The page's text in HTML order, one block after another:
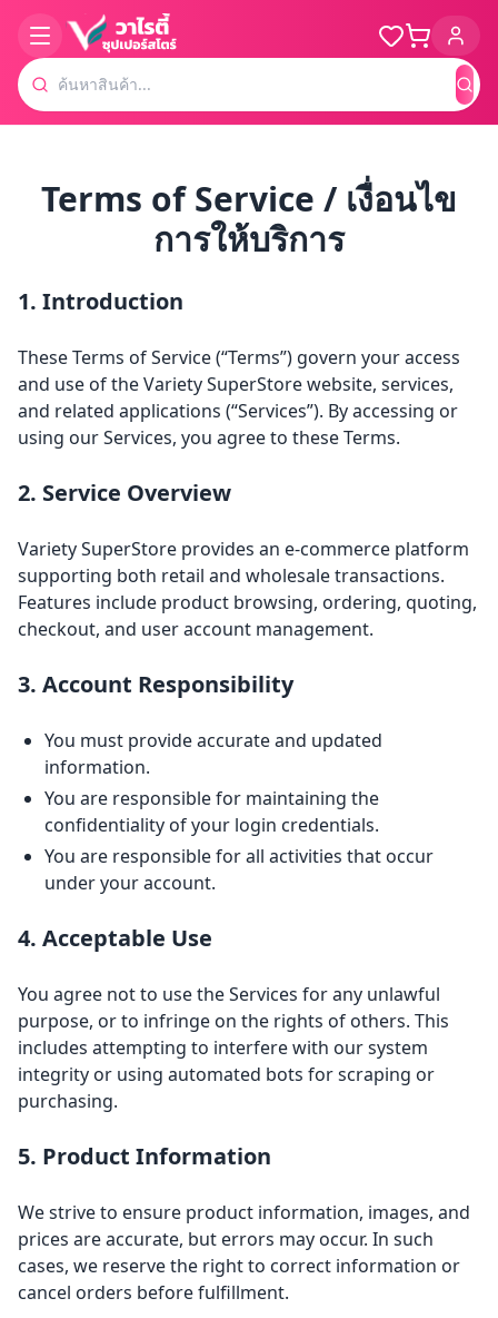
ค้น
Terms of Service / เงื่อนไข
การให้บริการ
1. Introduction
These Terms of Service (“Terms”) govern your access
and use of the Variety SuperStore website, services,
and related applications (“Services”). By accessing or
using our Services, you agree to these Terms.
2. Service Overview
Variety SuperStore provides an e-commerce platform
supporting both retail and wholesale transactions.
Features include product browsing, ordering, quoting,
checkout, and user account management.
3. Account Responsibility
You must provide accurate and updated
information.
You are responsible for maintaining the
confidentiality of your login credentials.
You are responsible for all activities that occur
under your account.
4. Acceptable Use
You agree not to use the Services for any unlawful
purpose, or to infringe on the rights of others. This
includes attempting to interfere with our system
integrity or using automated bots for scraping or
purchasing.
5. Product Information
We strive to ensure product information, images, and
prices are accurate, but errors may occur. In such
cases, we reserve the right to correct information or
cancel orders before fulfillment.